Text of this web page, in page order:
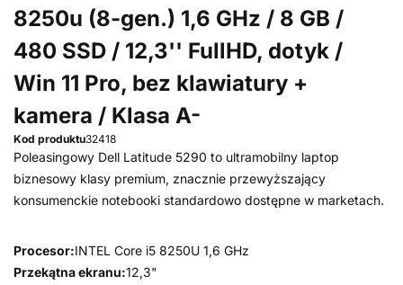
8250u (8-gen.) 1,6 GHz / 8 GB /
480 SSD / 12,3'' FullHD, dotyk /
Win 11 Pro, bez klawiatury +
kamera / Klasa A-
Kod produktu32418
Poleasingowy Dell Latitude 5290 to ultramobilny laptop
biznesowy klasy premium, znacznie przewyższający
konsumenckie notebooki standardowo dostępne w marketach.
Procesor:INTEL Core i5 8250U 1,6 GHz
Przekątna ekranu:12,3"